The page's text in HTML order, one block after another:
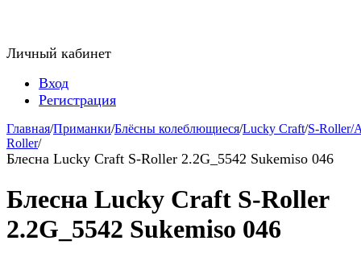
Личный кабинет
Вход
Регистрация
Главная/Приманки/Блёсны колеблющиеся/Lucky Craft/S-Roller/
Roller/
Блесна Lucky Craft S-Roller 2.2G_5542 Sukemiso 046
Блесна Lucky Craft S-Roller
2.2G_5542 Sukemiso 046